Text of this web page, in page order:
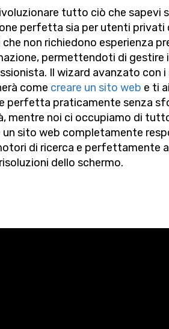
tutto ciò che sapevi
perfetta sia per utenti privati
non richiedono esperienza
permettendoti di gestire
Il wizard avanzato con
come creare un sito web e ti
perfetta praticamente senza
mentre noi ci occupiamo di
sito web completamente
di ricerca e perfettamente
dello schermo.